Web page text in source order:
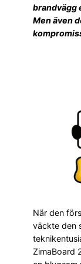
brandvägg
Men även
När den
väckte den
ZimaBoard